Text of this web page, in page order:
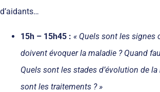
d’aidants…
15h – 15h45 : « Quels sont les signes
doivent évoquer la maladie ? Quand
Quels sont les stades d’évolution de
sont les traitements ? »